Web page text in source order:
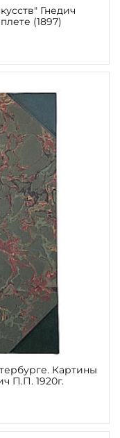
Гнедич
(1897)
Картины
П.П. 1920г.